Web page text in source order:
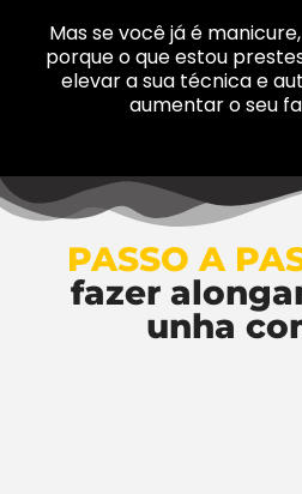
Mas se você já é
porque o que estou
elevar a sua técnica e
aumentar o seu
PASSO A
fazer
unha